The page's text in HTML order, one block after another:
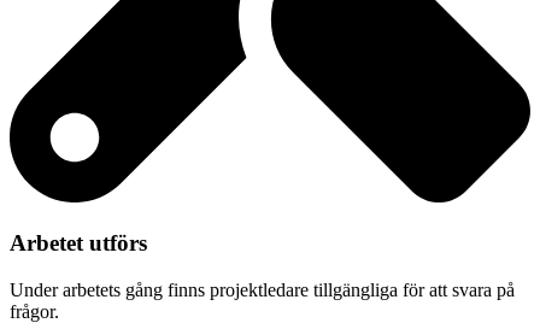
Arbetet utförs
Under arbetets gång finns projektledare tillgängliga för att svara på
frågor.